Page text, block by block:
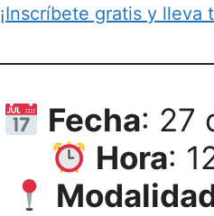
¡Inscríbete gratis y
Fecha: 27
Hora: